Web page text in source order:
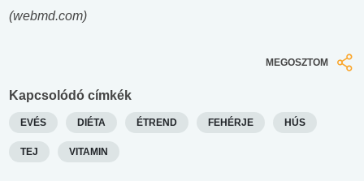
(webmd.com)
MEGOSZTOM
Kapcsolódó címkék
EVÉS DIÉTA ÉTREND FEHÉRJE HÚS
TEJ VITAMIN